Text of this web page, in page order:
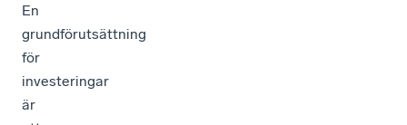
En
grundförutsättning
för
investeringar
är